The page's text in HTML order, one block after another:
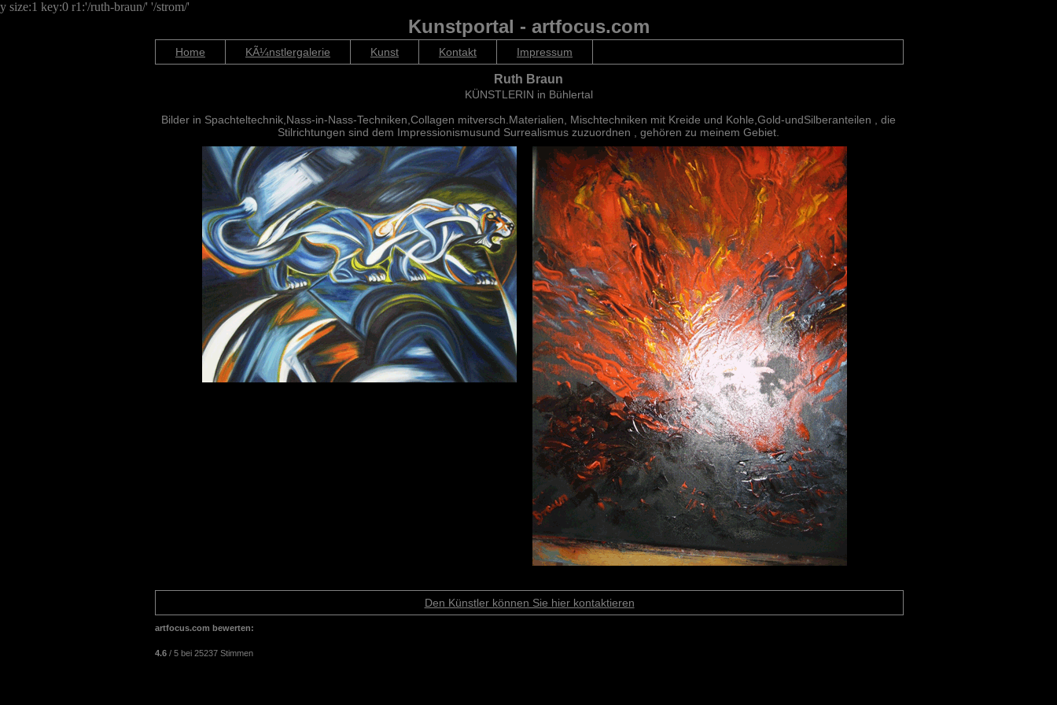
y size:1 key:0 r1:'/ruth-braun/' '/strom/'
Kunstportal - artfocus.com
Home KÃ¼nstlergalerie Kunst Kontakt Impressum
Ruth Braun
KÜNSTLERIN in Bühlertal
Bilder in Spachteltechnik,Nass-in-Nass-Techniken,Collagen mitversch.Materialien, Mischtechniken mit Kreide und Kohle,Gold-undSilberanteilen , die
Stilrichtungen sind dem Impressionismusund Surrealismus zuzuordnen , gehören zu meinem Gebiet.
Den Künstler können Sie hier kontaktieren
artfocus.com bewerten:
4.6 / 5 bei 25237 Stimmen